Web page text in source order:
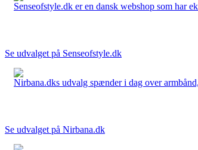
Senseofstyle.dk er en dansk webshop som har
Se udvalget på Senseofstyle.dk
Nirbana.dks udvalg spænder i dag over
Se udvalget på Nirbana.dk